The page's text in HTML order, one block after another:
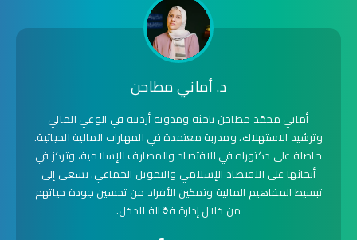
د. أماني مطاحن
أماني محمّد مطاحن باحثة ومدونة أردنية في الوعي المالي
وترشيد الاستهلاك، ومدربة معتمدة في المهارات المالية الحياتية.
حاصلة على دكتوراه في الاقتصاد والمصارف الإسلامية، وتركز في
أبحاثها على الاقتصاد الإسلامي والتمويل الجماعي. تسعى إلى
تبسيط المفاهيم المالية وتمكين الأفراد من تحسين جودة حياتهم
من خلال إدارة فعّالة للدخل.